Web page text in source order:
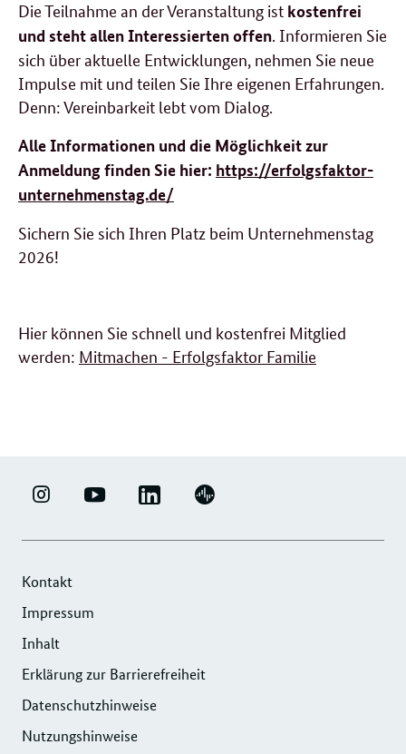
Die Teilnahme an der Veranstaltung ist kostenfrei
und steht allen Interessierten offen. Informieren Sie
sich über aktuelle Entwicklungen, nehmen Sie neue
Impulse mit und teilen Sie Ihre eigenen Erfahrungen.
Denn: Vereinbarkeit lebt vom Dialog.
Alle Informationen und die Möglichkeit zur
Anmeldung finden Sie hier: https://erfolgsfaktor-
unternehmenstag.de/
Sichern Sie sich Ihren Platz beim Unternehmenstag
2026!
Hier können Sie schnell und kostenfrei Mitglied
werden: Mitmachen - Erfolgsfaktor Familie
ERFOLGSFAKTOR
INSTAGRAM
UND
VIDEOS
YOUTUBE LINKEDIN
UNTERNEHMENSNETZWERK
SERVICE
PODIGEE
SERVICE
Kontakt
Impressum
Inhalt
Erklärung zur Barrierefreiheit
Datenschutzhinweise
Nutzungshinweise